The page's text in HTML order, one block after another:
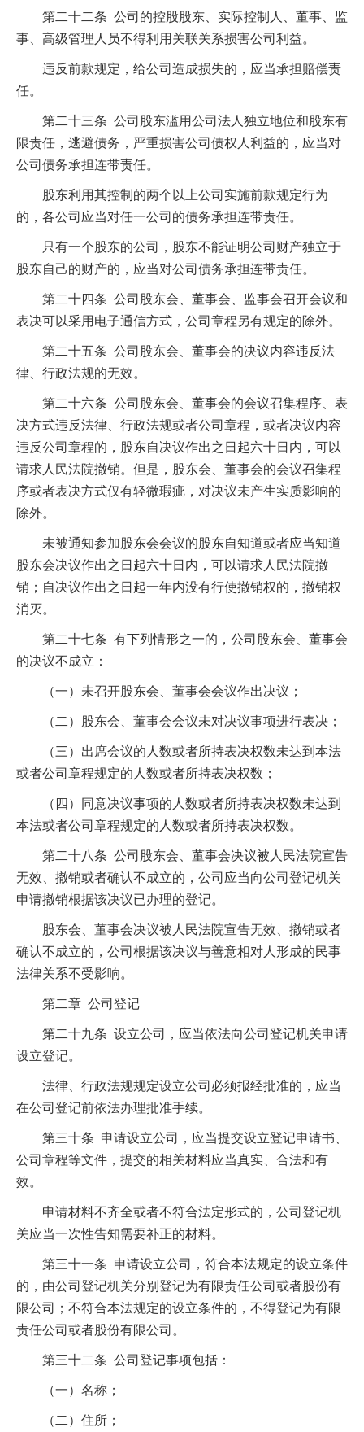
第二十二条 公司的控股股东、实际控制人、董事、监
事、高级管理人员不得利用关联关系损害公司利益。
违反前款规定，给公司造成损失的，应当承担赔偿责
任。
第二十三条 公司股东滥用公司法人独立地位和股东有
限责任，逃避债务，严重损害公司债权人利益的，应当对
公司债务承担连带责任。
股东利用其控制的两个以上公司实施前款规定行为
的，各公司应当对任一公司的债务承担连带责任。
只有一个股东的公司，股东不能证明公司财产独立于
股东自己的财产的，应当对公司债务承担连带责任。
第二十四条 公司股东会、董事会、监事会召开会议和
表决可以采用电子通信方式，公司章程另有规定的除外。
第二十五条 公司股东会、董事会的决议内容违反法
律、行政法规的无效。
第二十六条 公司股东会、董事会的会议召集程序、表
决方式违反法律、行政法规或者公司章程，或者决议内容
违反公司章程的，股东自决议作出之日起六十日内，可以
请求人民法院撤销。但是，股东会、董事会的会议召集程
序或者表决方式仅有轻微瑕疵，对决议未产生实质影响的
除外。
未被通知参加股东会会议的股东自知道或者应当知道
股东会决议作出之日起六十日内，可以请求人民法院撤
销；自决议作出之日起一年内没有行使撤销权的，撤销权
消灭。
第二十七条 有下列情形之一的，公司股东会、董事会
的决议不成立：
（一）未召开股东会、董事会会议作出决议；
（二）股东会、董事会会议未对决议事项进行表决；
（三）出席会议的人数或者所持表决权数未达到本法
或者公司章程规定的人数或者所持表决权数；
（四）同意决议事项的人数或者所持表决权数未达到
本法或者公司章程规定的人数或者所持表决权数。
第二十八条 公司股东会、董事会决议被人民法院宣告
无效、撤销或者确认不成立的，公司应当向公司登记机关
申请撤销根据该决议已办理的登记。
股东会、董事会决议被人民法院宣告无效、撤销或者
确认不成立的，公司根据该决议与善意相对人形成的民事
法律关系不受影响。
第二章 公司登记
第二十九条 设立公司，应当依法向公司登记机关申请
设立登记。
法律、行政法规规定设立公司必须报经批准的，应当
在公司登记前依法办理批准手续。
第三十条 申请设立公司，应当提交设立登记申请书、
公司章程等文件，提交的相关材料应当真实、合法和有
效。
申请材料不齐全或者不符合法定形式的，公司登记机
关应当一次性告知需要补正的材料。
第三十一条 申请设立公司，符合本法规定的设立条件
的，由公司登记机关分别登记为有限责任公司或者股份有
限公司；不符合本法规定的设立条件的，不得登记为有限
责任公司或者股份有限公司。
第三十二条 公司登记事项包括：
（一）名称；
（二）住所；